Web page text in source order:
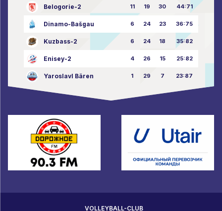
Belogorie-2 11 19 30 44:71
Dinamo-Bašgau 6 24 23 36:75
Kuzbass-2 6 24 18 35:82
Enisey-2 4 26 15 25:82
Yaroslavl Bären 1 29 7 23:87
VOLLEYBALL-CLUB